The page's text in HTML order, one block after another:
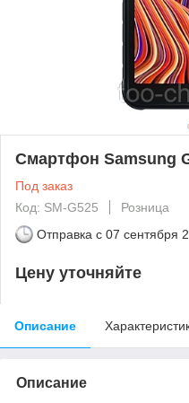
Смартфон Samsung
Под заказ
Код: SM-G525
Розница
Отправка с 07 сентября
Цену уточняйте
Описание
Описание